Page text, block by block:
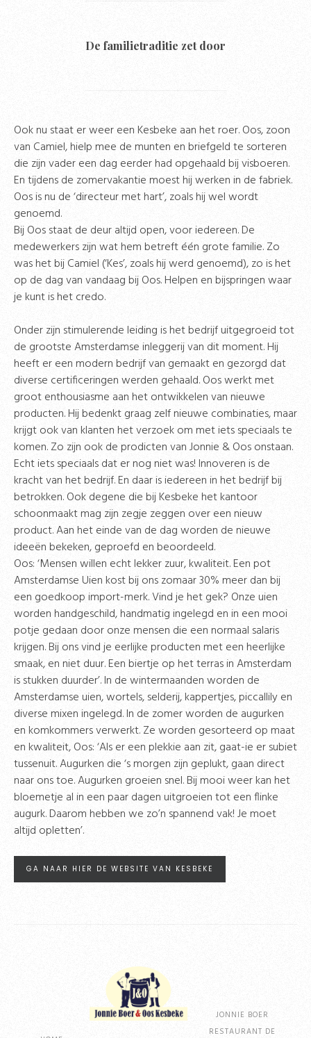
De familietraditie zet door
Ook nu staat er weer een Kesbeke aan het roer. Oos, zoon
van Camiel, hielp mee de munten en briefgeld te sorteren
die zijn vader een dag eerder had opgehaald bij visboeren.
En tijdens de zomervakantie moest hij werken in de fabriek.
Oos is nu de ‘directeur met hart’, zoals hij wel wordt
genoemd.
Bij Oos staat de deur altijd open, voor iedereen. De
medewerkers zijn wat hem betreft één grote familie. Zo
was het bij Camiel (‘Kes’, zoals hij werd genoemd), zo is het
op de dag van vandaag bij Oos. Helpen en bijspringen waar
je kunt is het credo.
Onder zijn stimulerende leiding is het bedrijf uitgegroeid tot
de grootste Amsterdamse inleggerij van dit moment. Hij
heeft er een modern bedrijf van gemaakt en gezorgd dat
diverse certificeringen werden gehaald. Oos werkt met
groot enthousiasme aan het ontwikkelen van nieuwe
producten. Hij bedenkt graag zelf nieuwe combinaties, maar
krijgt ook van klanten het verzoek om met iets speciaals te
komen. Zo zijn ook de prodicten van Jonnie & Oos onstaan.
Echt iets speciaals dat er nog niet was! Innoveren is de
kracht van het bedrijf. En daar is iedereen in het bedrijf bij
betrokken. Ook degene die bij Kesbeke het kantoor
schoonmaakt mag zijn zegje zeggen over een nieuw
product. Aan het einde van de dag worden de nieuwe
ideeën bekeken, geproefd en beoordeeld.
Oos: ‘Mensen willen echt lekker zuur, kwaliteit. Een pot
Amsterdamse Uien kost bij ons zomaar 30% meer dan bij
een goedkoop import-merk. Vind je het gek? Onze uien
worden handgeschild, handmatig ingelegd en in een mooi
potje gedaan door onze mensen die een normaal salaris
krijgen. Bij ons vind je eerlijke producten met een heerlijke
smaak, en niet duur. Een biertje op het terras in Amsterdam
is stukken duurder’. In de wintermaanden worden de
Amsterdamse uien, wortels, selderij, kappertjes, piccallily en
diverse mixen ingelegd. In de zomer worden de augurken
en komkommers verwerkt. Ze worden gesorteerd op maat
en kwaliteit, Oos: ‘Als er een plekkie aan zit, gaat-ie er subiet
tussenuit. Augurken die ‘s morgen zijn geplukt, gaan direct
naar ons toe. Augurken groeien snel. Bij mooi weer kan het
bloemetje al in een paar dagen uitgroeien tot een flinke
augurk. Daarom hebben we zo’n spannend vak! Je moet
altijd opletten’.
GA NAAR HIER DE WEBSITE VAN KESBEKE
JONNIE BOER
RESTAURANT DE